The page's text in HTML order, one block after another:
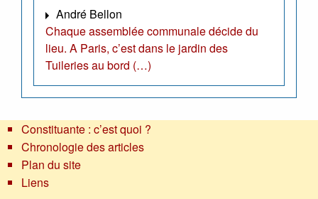
André Bellon
Chaque assemblée communale décide du
lieu. A Paris, c’est dans le jardin des
Tuileries au bord (…)
Constituante : c’est quoi ?
Chronologie des articles
Plan du site
Liens